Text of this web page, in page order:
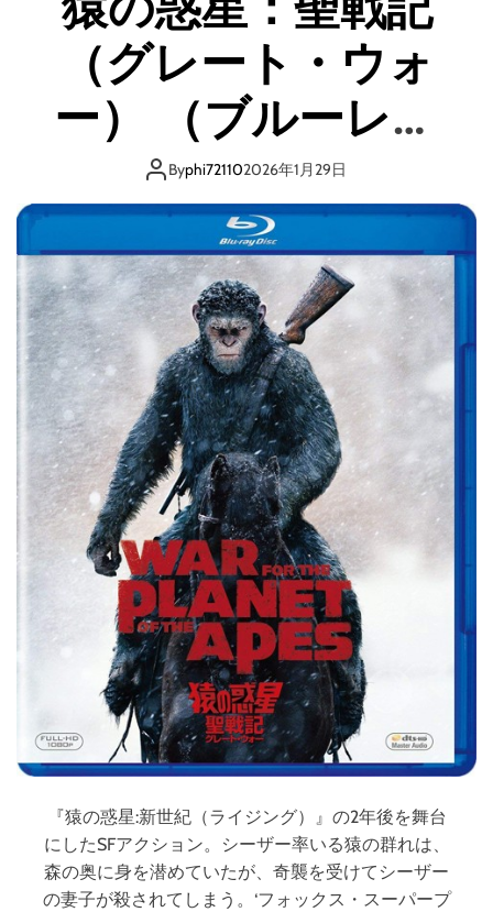
1
ブ
ー
イ
ィ
ク
）
（グレート・ウォ
ー） （ブルーレイ
ディスク）
Byphi721102026年1月29日
『猿の惑星:新世紀（ライジング）』の2年後を舞台
にしたSFアクション。シーザー率いる猿の群れは、
森の奥に身を潜めていたが、奇襲を受けてシーザー
の妻子が殺されてしまう。‘フォックス・スーパープ